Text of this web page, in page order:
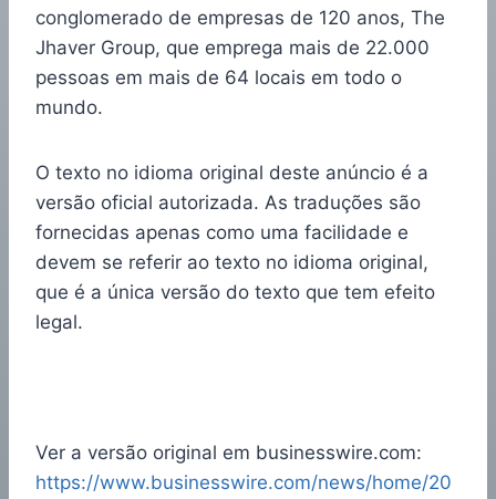
conglomerado de empresas de 120 anos, The
Jhaver Group, que emprega mais de 22.000
pessoas em mais de 64 locais em todo o
mundo.
O texto no idioma original deste anúncio é a
versão oficial autorizada. As traduções são
fornecidas apenas como uma facilidade e
devem se referir ao texto no idioma original,
que é a única versão do texto que tem efeito
legal.
Ver a versão original em businesswire.com:
https://www.businesswire.com/news/home/20